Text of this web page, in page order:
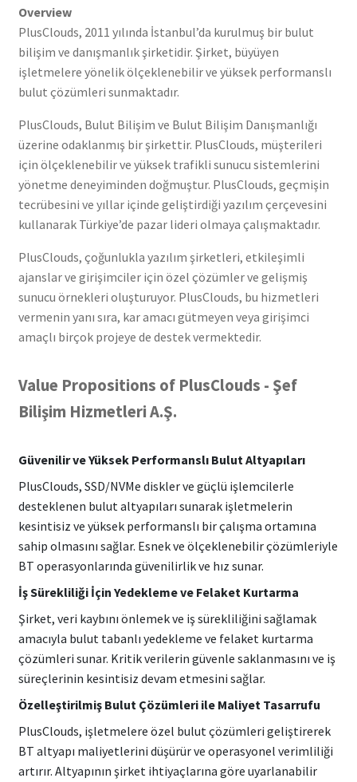
Overview
PlusClouds, 2011 yılında İstanbul’da kurulmuş bir bulut
bilişim ve danışmanlık şirketidir. Şirket, büyüyen
işletmelere yönelik ölçeklenebilir ve yüksek performanslı
bulut çözümleri sunmaktadır.
PlusClouds, Bulut Bilişim ve Bulut Bilişim Danışmanlığı
üzerine odaklanmış bir şirkettir. PlusClouds, müşterileri
için ölçeklenebilir ve yüksek trafikli sunucu sistemlerini
yönetme deneyiminden doğmuştur. PlusClouds, geçmişin
tecrübesini ve yıllar içinde geliştirdiği yazılım çerçevesini
kullanarak Türkiye’de pazar lideri olmaya çalışmaktadır.
PlusClouds, çoğunlukla yazılım şirketleri, etkileşimli
ajanslar ve girişimciler için özel çözümler ve gelişmiş
sunucu örnekleri oluşturuyor. PlusClouds, bu hizmetleri
vermenin yanı sıra, kar amacı gütmeyen veya girişimci
amaçlı birçok projeye de destek vermektedir.
Value Propositions of PlusClouds - Şef
Bilişim Hizmetleri A.Ş.
Güvenilir ve Yüksek Performanslı Bulut Altyapıları
PlusClouds, SSD/NVMe diskler ve güçlü işlemcilerle
desteklenen bulut altyapıları sunarak işletmelerin
kesintisiz ve yüksek performanslı bir çalışma ortamına
sahip olmasını sağlar. Esnek ve ölçeklenebilir çözümleriyle
BT operasyonlarında güvenilirlik ve hız sunar.
İş Sürekliliği İçin Yedekleme ve Felaket Kurtarma
Şirket, veri kaybını önlemek ve iş sürekliliğini sağlamak
amacıyla bulut tabanlı yedekleme ve felaket kurtarma
çözümleri sunar. Kritik verilerin güvenle saklanmasını ve iş
süreçlerinin kesintisiz devam etmesini sağlar.
Özelleştirilmiş Bulut Çözümleri ile Maliyet Tasarrufu
PlusClouds, işletmelere özel bulut çözümleri geliştirerek
BT altyapı maliyetlerini düşürür ve operasyonel verimliliği
artırır. Altyapının şirket ihtiyaçlarına göre uyarlanabilir